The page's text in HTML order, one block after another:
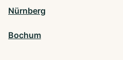
Nürnberg
Bochum